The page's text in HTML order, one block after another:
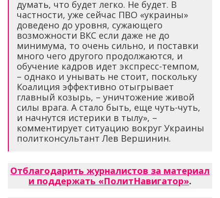
думать, что будет легко. Не будет. В
частности, уже сейчас ПВО «украины»
доведено до уровня, сужающего
возможности ВКС если даже не до
минимума, то очень сильно, и поставки
много чего другого продолжаются, и
обучение кадров идет экспресс-темпом,
– однако и унывать не стоит, поскольку
Коалиция эффективно отыгрывает
главный козырь, – уничтожение живой
силы врага. А стало быть, еще чуть-чуть,
и начнутся истерики в тылу», –
комментирует ситуацию вокруг Украины
политконсультант Лев Вершинин.
Отблагодарить журналистов за материал
и поддержать «ПолитНавигатор».